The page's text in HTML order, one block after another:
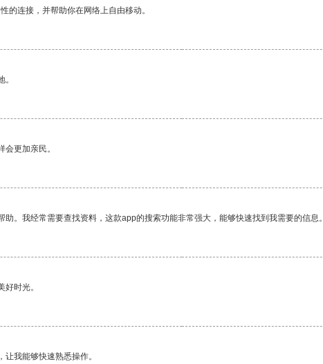
的连接，并帮助你在网络上自由移动。
更加亲民。
。我经常需要查找资料，这款app的搜索功能非常强大，能够快速找到我需要的信息。
时光。
我能够快速熟悉操作。